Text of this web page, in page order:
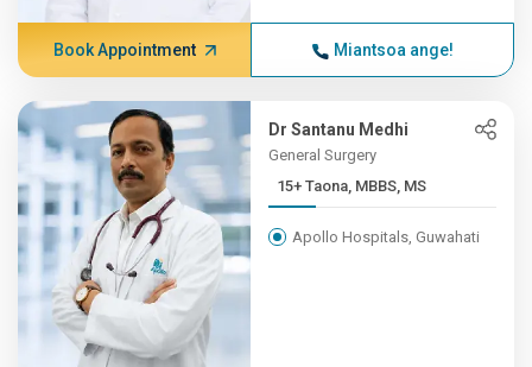
Book Appointment Miantsoa ange!
Dr Santanu Medhi
General Surgery
15+ Taona, MBBS, MS
Apollo Hospitals, Guwahati